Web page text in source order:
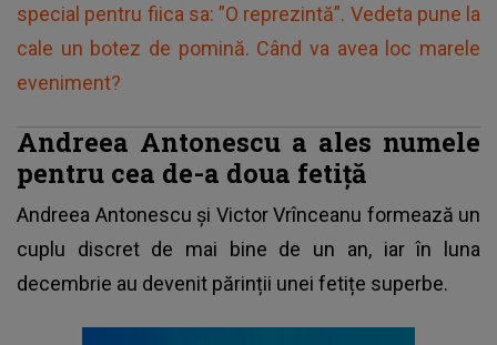
special pentru fiica sa: ”O reprezintă”. Vedeta pune la
cale un botez de pomină. Când va avea loc marele
eveniment?
Andreea Antonescu a ales numele
pentru cea de-a doua fetiță
Andreea Antonescu și Victor Vrînceanu formează un
cuplu discret de mai bine de un an, iar în luna
decembrie au devenit părinții unei fetițe superbe.